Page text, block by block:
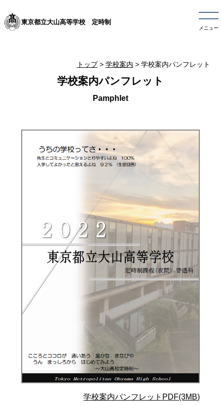
東京都立大山高等学校 定時制
メニュー
トップ> 学校案内 > 学校案内パンフレット
学校案内パンフレット
学校案内パンフレットPDF(3MB)